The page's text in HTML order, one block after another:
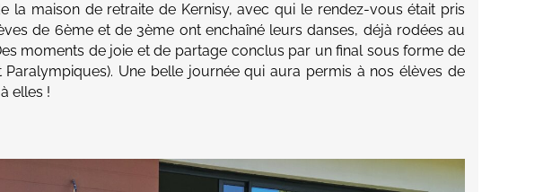
la maison de retraite de Kernisy, avec qui le rendez-vous était pris
de 6ème et de 3ème ont enchaîné leurs danses, déjà rodées au
moments de joie et de partage conclus par un final sous forme de
Une belle journée qui aura permis à nos élèves de
elles !